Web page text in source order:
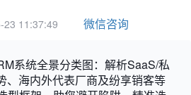
23 11:37:49 微信咨询
系统全景分类图：解析SaaS/私
、海内外代表厂商及纷享销客等